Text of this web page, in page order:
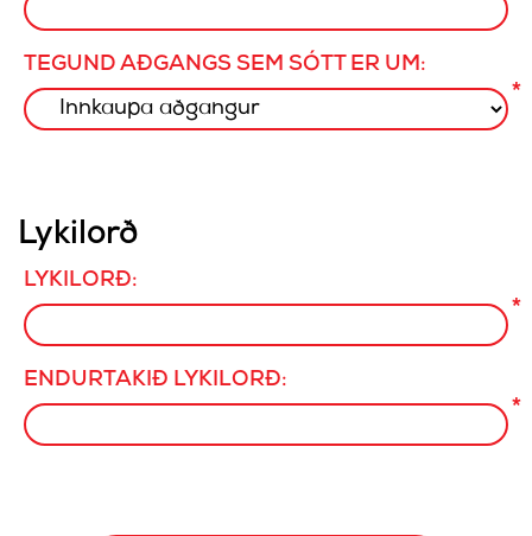
TEGUND AÐGANGS SEM SÓTT ER UM:
*
Lykilorð
LYKILORÐ:
*
ENDURTAKIÐ LYKILORÐ:
*